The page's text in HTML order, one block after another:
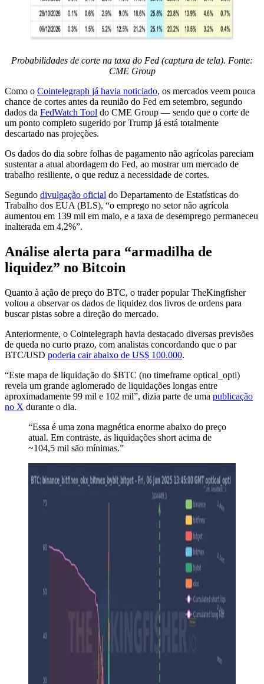
Probabilidades de corte na taxa do Fed (captura de tela). Fonte:
CME Group
Como o Cointelegraph já havia noticiado, os mercados veem pouca
chance de cortes antes da reunião do Fed em setembro, segundo
dados da FedWatch Tool do CME Group — sendo que o corte de
um ponto completo sugerido por Trump já está totalmente
descartado nas projeções.
Os dados do dia sobre folhas de pagamento não agrícolas pareciam
sustentar a atual abordagem do Fed, ao mostrar um mercado de
trabalho resiliente, o que reduz a necessidade de cortes.
Segundo divulgação oficial do Departamento de Estatísticas do
Trabalho dos EUA (BLS), “o emprego no setor não agrícola
aumentou em 139 mil em maio, e a taxa de desemprego permaneceu
inalterada em 4,2%”.
Análise alerta para “armadilha de
liquidez” no Bitcoin
Quanto à ação de preço do BTC, o trader popular TheKingfisher
voltou a observar os dados de liquidez dos livros de ordens para
buscar pistas sobre a direção do mercado.
Anteriormente, o Cointelegraph havia destacado diversas previsões
de queda no curto prazo, com analistas concordando que o par
BTC/USD poderia cair abaixo de US$ 100.000.
“Este mapa de liquidação do $BTC (no timeframe optical_opti)
revela um grande aglomerado de liquidações longas entre
aproximadamente 99 mil e 102 mil”, dizia parte de uma publicação
no X durante o dia.
“Essa é uma zona magnética enorme abaixo do preço
atual. Em contraste, as liquidações short acima de
~104,5 mil são mínimas.”